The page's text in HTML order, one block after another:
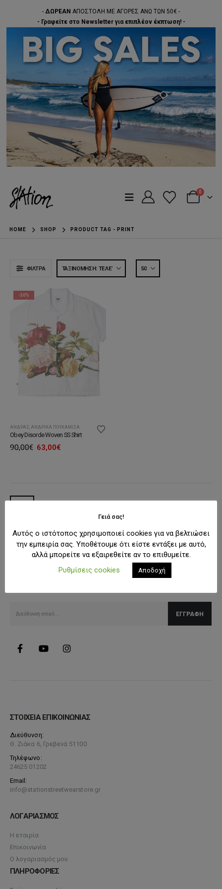
- ΔΩΡΕΑΝ ΑΠΟΣΤΟΛΗ ΜΕ ΑΓΟΡΕΣ ΑΝΩ ΤΩΝ 50€ -
- Γραφείτε στο Newsletter για επιπλέον έκπτωση! -
0
HOME SHOP PRODUCT TAG - PRINT
ΦΊΛΤΡΑ
-30%
ΆΝΔΡΑΣ ΑΝΔΡΙΚΆ ΠΟΥΚΆΜΙΣΑ
Obey Disorde Woven SS Shirt
90,00€ Original
63,00€Η
Λάβετε όλες τις τελευταίες πληροφορίες για εκπτώσεις και
ΣΤΟΙΧΕΙΑ ΕΠΙΚΟΙΝΩΝΙΑΣ
Διεύθυνση:
Θ. Ζιάκα 6, Γρεβενά 51100
Τηλέφωνο:
24625 01202
Email:
info@stationstreetwearstore.gr
ΛΟΓΑΡΙΑΣΜΟΣ
Η εταιρία
Επικοινωνία
Ο λογαριασμός μου
ΠΛΗΡΟΦΟΡΙΕΣ
Γειά σας!
Αυτός ο ιστότοπος χρησιμοποιεί cookies για να βελτιώσει
την εμπειρία σας. Υποθέτουμε ότι είστε εντάξει με αυτό,
αλλά μπορείτε να εξαιρεθείτε αν το επιθυμείτε.
Ρυθμίσεις cookies
Αποδοχή